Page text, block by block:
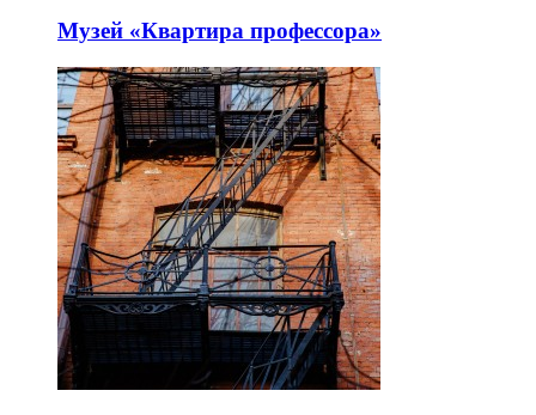
Музей «Квартира профессора»